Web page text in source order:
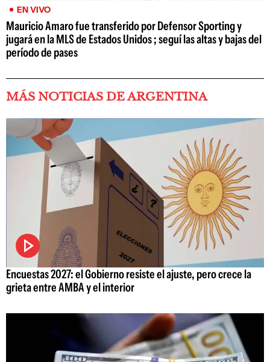
EN VIVO
Mauricio Amaro fue transferido por Defensor Sporting y
jugará en la MLS de Estados Unidos ; seguí las altas y bajas del
período de pases
MÁS NOTICIAS DE ARGENTINA
Encuestas 2027: el Gobierno resiste el ajuste, pero crece la
grieta entre AMBA y el interior